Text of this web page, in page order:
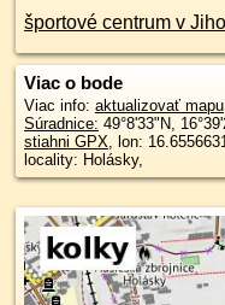
športové centrum v
Viac o bode
Viac info: aktualizovať mapu
Súradnice: 49°8'33"N,
stiahni GPX, lon:
locality: Holásky,